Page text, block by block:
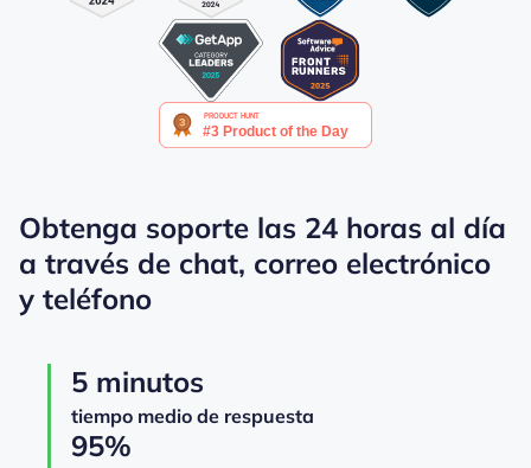
Obtenga soporte las 24 horas al día
a través de chat, correo electrónico
y teléfono
5 minutos
tiempo medio de respuesta
95%